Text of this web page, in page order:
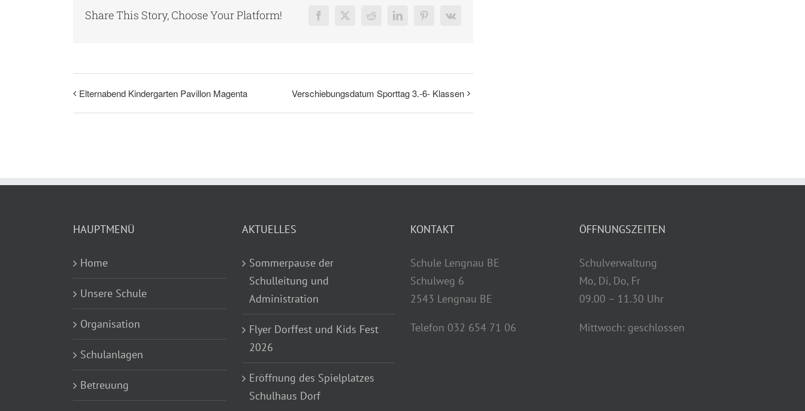
Share This Story, Choose Your Platform! Facebook
X Reddit LinkedInPinterest
Vk
Elternabend Kindergarten Pavillon Magenta Verschiebungsdatum Sporttag 3.-6- Klassen
HAUPTMENÜ
Home
Unsere Schule
Organisation
Schulanlagen
Betreuung
AKTUELLES
Sommerpause der
Schulleitung und
Administration
Flyer Dorffest und Kids Fest
2026
Eröffnung des Spielplatzes
Schulhaus Dorf
KONTAKT
Schule Lengnau BE
Schulweg 6
2543 Lengnau BE
Telefon 032 654 71 06
ÖFFNUNGSZEITEN
Schulverwaltung
Mo, Di, Do, Fr
09.00 – 11.30 Uhr
Mittwoch: geschlossen